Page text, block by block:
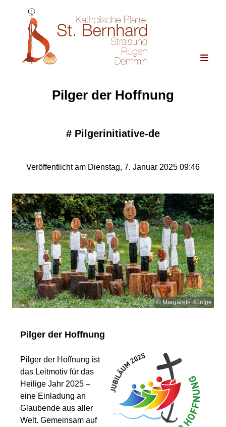
Pilger der Hoffnung
# Pilgerinitiative-de
Veröffentlicht am Dienstag, 7. Januar 2025 09:46
© Margarete Kümpe
Pilger der Hoffnung
Pilger der Hoffnung ist
das Leitmotiv für das
Heilige Jahr 2025 –
eine Einladung an
Glaubende aus aller
Welt. Gemeinsam auf